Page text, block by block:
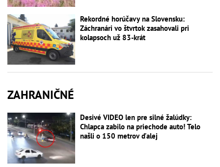
Rekordné horúčavy na Slovensku:
Záchranári vo štvrtok zasahovali pri
kolapsoch už 83-krát
ZAHRANIČNÉ
Desivé VIDEO len pre silné žalúdky:
Chlapca zabilo na priechode auto! Telo
našli o 150 metrov ďalej